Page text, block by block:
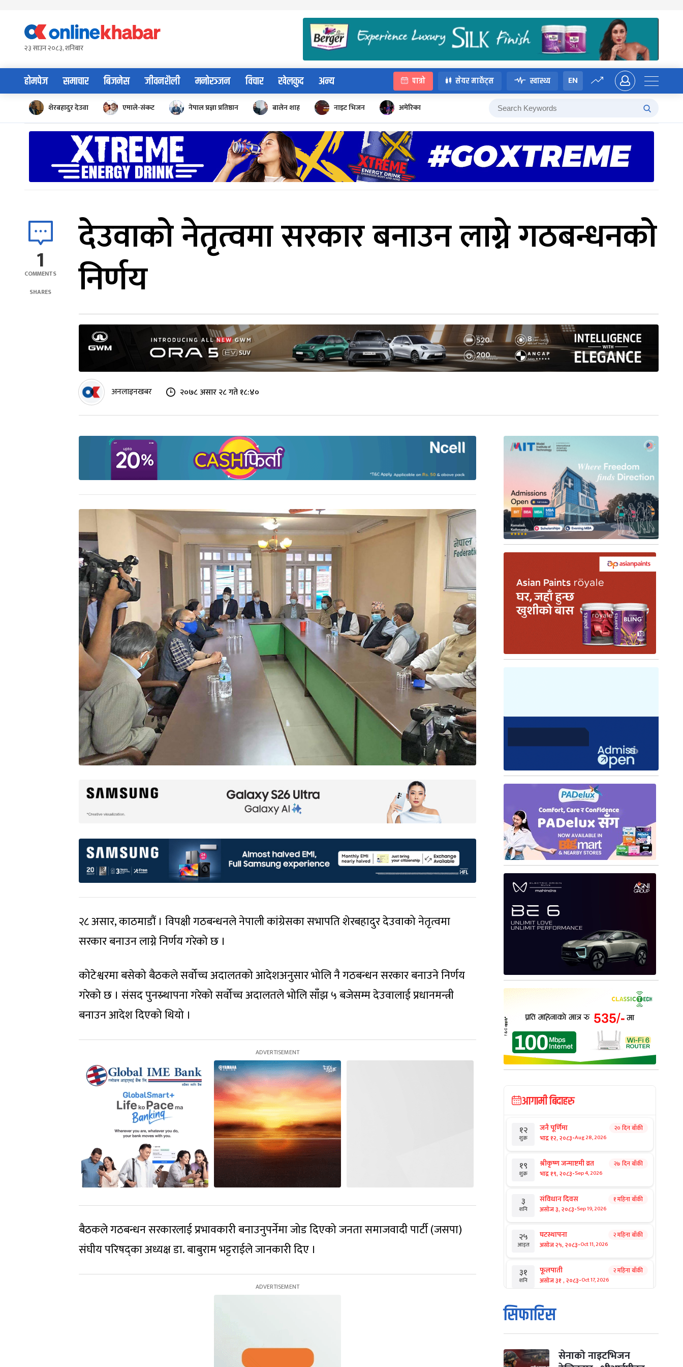
content२३ साउन २०८३, शनिबार
होमपेज समाचार बिजनेस जीवनशैली मनोरञ्जन विचार खेलकुद अन्य पात्रो सेयर मार्केट्स स्वास्थ्य EN
शेरबहादुर देउवा एमाले-संकट नेपाल प्रज्ञा प्रतिष्ठान बालेन शाह नाइट भिजन अमेरिका
1
COMMENTS
SHARES
देउवाको नेतृत्वमा सरकार बनाउन लाग्ने गठबन्धनको
निर्णय
अनलाइनखबर २०७८ असार २८ गते १८:४०
२८ असार, काठमाडौं । विपक्षी गठबन्धनले नेपाली कांग्रेसका सभापति शेरबहादुर देउवाको नेतृत्वमा
सरकार बनाउन लाग्ने निर्णय गरेको छ ।
कोटेश्वरमा बसेको बैठकले सर्वोच्च अदालतको आदेशअनुसार भोलि नै गठबन्धन सरकार बनाउने निर्णय
गरेको छ । संसद पुनस्र्थापना गरेको सर्वोच्च अदालतले भोलि साँझ ५ बजेसम्म देउवालाई प्रधानमन्त्री
बनाउन आदेश दिएको थियो ।
बैठकले गठबन्धन सरकारलाई प्रभावकारी बनाउनुपर्नेमा जोड दिएको जनता समाजवादी पार्टी (जसपा)
संघीय परिषद्का अध्यक्ष डा. बाबुराम भट्टराईले जानकारी दिए ।
आगामी बिदाहरु
१२
शुक्र
जनै पूर्णिमा
भाद्र १२, २०८३-Aug 28, 2026
२० दिन बाँकी
१९
शुक्र
श्रीकृष्ण जन्माष्टमी व्रत
भाद्र १९, २०८३-Sep 4, 2026
२७ दिन बाँकी
३
शनि
संविधान दिवस
असोज ३, २०८३-Sep 19, 2026
१ महिना बाँकी
२५
आइत
घटस्थापना
असोज २५, २०८३-Oct 11, 2026
२ महिना बाँकी
३१
शनि
फूलपाती
असोज ३१ , २०८३-Oct 17, 2026
२ महिना बाँकी
१
आइत
कार्तिक सङ्क्रान्ति
कार्तिक १, २०८३
मंगल कार्तिक ३, २०८३-Oct 20, 2026
सिफारिस
सेनाको नाइटभिजन